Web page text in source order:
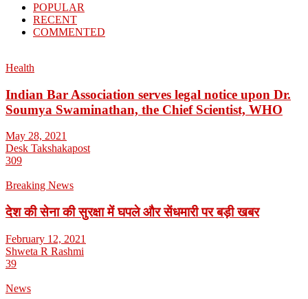
POPULAR
RECENT
COMMENTED
Health
Indian Bar Association serves legal notice upon Dr.
Soumya Swaminathan, the Chief Scientist, WHO
May 28, 2021
Desk Takshakapost
309
Breaking News
देश की सेना की सुरक्षा में घपले और सेंधमारी पर बड़ी खबर
February 12, 2021
Shweta R Rashmi
39
News